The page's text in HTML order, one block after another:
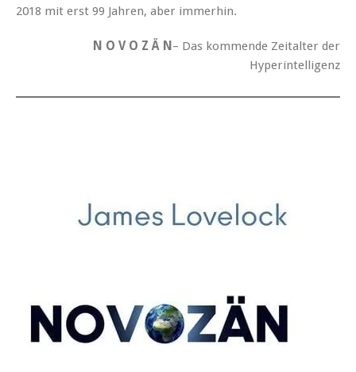
2018 mit erst 99 Jahren, aber immerhin.
N O V O Z Ä N – Das kommende Zeitalter der
Hyperintelligenz